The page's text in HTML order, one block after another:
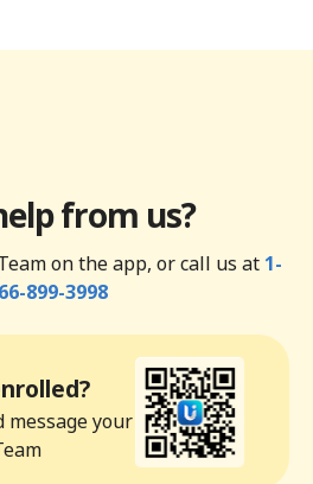
from us?
on the app, or call us at 1-
899-3998
message your